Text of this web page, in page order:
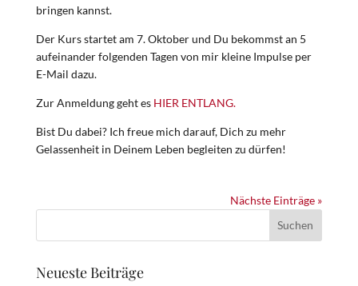
bringen kannst.
Der Kurs startet am 7. Oktober und Du bekommst an 5
aufeinander folgenden Tagen von mir kleine Impulse per
E-Mail dazu.
Zur Anmeldung geht es HIER ENTLANG.
Bist Du dabei? Ich freue mich darauf, Dich zu mehr
Gelassenheit in Deinem Leben begleiten zu dürfen!
Nächste Einträge »
Neueste Beiträge